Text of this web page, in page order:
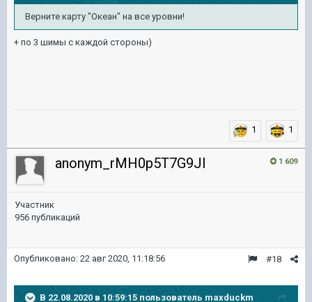
Верните карту "Океан" на все уровни!
+ по 3 шимы с каждой стороны)
1 1
1 609
anonym_rMH0p5T7G9Jl
Участник
956 публикаций
#18
Опубликовано: 22 авг 2020, 11:18:56
В 22.08.2020 в 10:59:15 пользователь maxduckm